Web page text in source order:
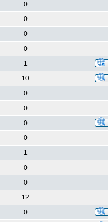
0
0
0
0
1
10
0
0
0
0
1
0
0
12
0